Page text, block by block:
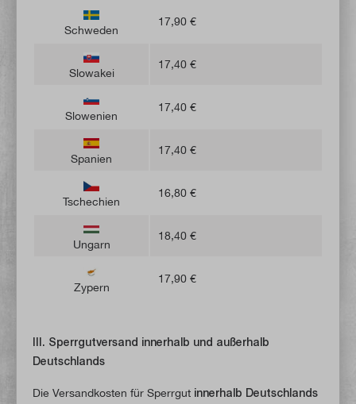
Schweden
17,90 €
Slowakei
17,40 €
Slowenien
17,40 €
Spanien
17,40 €
Tschechien
16,80 €
Ungarn
18,40 €
Zypern
17,90 €
III. Sperrgutversand innerhalb und außerhalb
Deutschlands
Die Versandkosten für Sperrgut innerhalb Deutschlands